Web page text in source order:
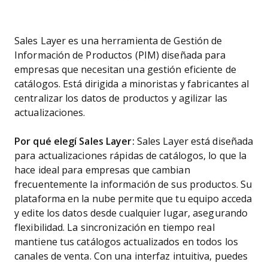
Sales Layer es una herramienta de Gestión de
Información de Productos (PIM) diseñada para
empresas que necesitan una gestión eficiente de
catálogos. Está dirigida a minoristas y fabricantes al
centralizar los datos de productos y agilizar las
actualizaciones.
Por qué elegí Sales Layer: Sales Layer está diseñada
para actualizaciones rápidas de catálogos, lo que la
hace ideal para empresas que cambian
frecuentemente la información de sus productos. Su
plataforma en la nube permite que tu equipo acceda
y edite los datos desde cualquier lugar, asegurando
flexibilidad. La sincronización en tiempo real
mantiene tus catálogos actualizados en todos los
canales de venta. Con una interfaz intuitiva, puedes